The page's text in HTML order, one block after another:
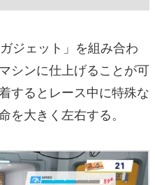
ジェット」を組み合わ
シンに仕上げることが可
するとレース中に特殊な
を大きく左右する。